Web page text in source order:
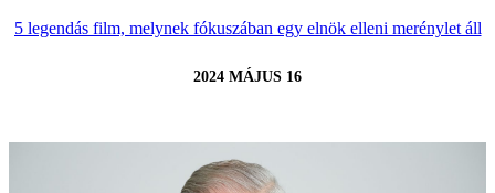
5 legendás film, melynek fókuszában egy elnök elleni merénylet áll
2024 MÁJUS 16